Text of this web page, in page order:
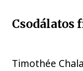
Csodálatos
Timothée